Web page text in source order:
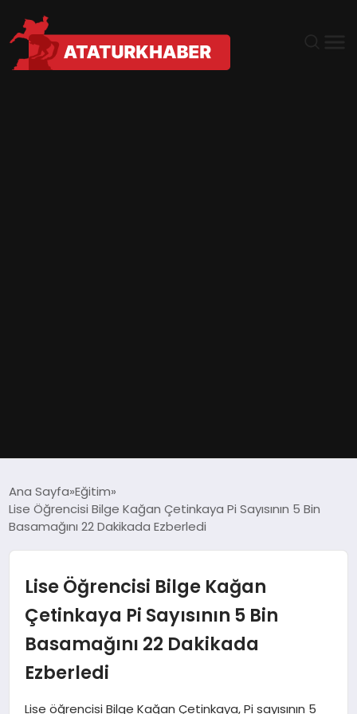
DÜNYA
MAGAZIN
Ana Sayfa Eğitim
Lise Öğrencisi Bilge Kağan Çetinkaya Pi Sayısının 5 Bin
Basamağını 22 Dakikada Ezberledi
Lise Öğrencisi Bilge Kağan
Çetinkaya Pi Sayısının 5 Bin
Basamağını 22 Dakikada
Ezberledi
Lise öğrencisi Bilge Kağan Çetinkaya, Pi sayısının 5